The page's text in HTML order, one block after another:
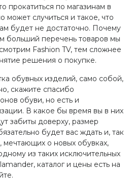
прокатиться по магазинам в
может случиться и такое, что
будет не достаточно. Почему
больший перечень товаров мы
Fashion TV, тем сложнее
решения о покупке.
обувных изделий, само собой,
скажите спасибо
обуви, но есть и
В какое бы время вы в них
забиты доверху, размер
будет вас ждать и, так
мечтающих о новых обувках,
из таких исключительных
каталог и цены есть на